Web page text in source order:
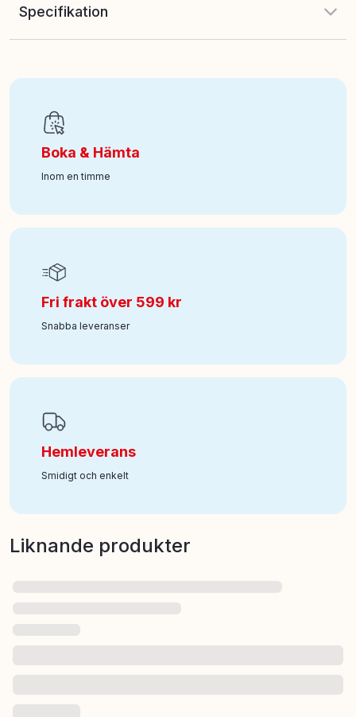
Specifikation
Art nr:118-264-922389
Boka & Hämta
Inom en timme
Fri frakt över 599 kr
Snabba leveranser
Hemleverans
Smidigt och enkelt
Liknande produkter